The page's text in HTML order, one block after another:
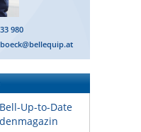
980
Up-to-Date